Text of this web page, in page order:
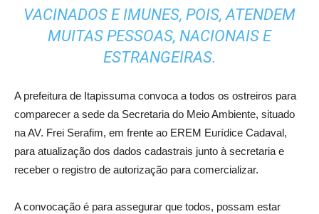
VACINADOS E IMUNES, POIS, ATENDEM
MUITAS PESSOAS, NACIONAIS E
ESTRANGEIRAS.
A prefeitura de Itapissuma convoca a todos os ostreiros para
comparecer a sede da Secretaria do Meio Ambiente, situado
na AV. Frei Serafim, em frente ao EREM Eurídice Cadaval,
para atualização dos dados cadastrais junto à secretaria e
receber o registro de autorização para comercializar.
A convocação é para assegurar que todos, possam estar